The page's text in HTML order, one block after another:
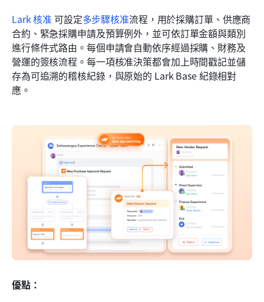
Lark 核准 可設定多步驟核准流程，用於採購訂單、供應商
合約、緊急採購申請及預算例外，並可依訂單金額與類別
進行條件式路由。每個申請會自動依序經過採購、財務及
營運的簽核流程。每一項核准決策都會加上時間戳記並儲
存為可追溯的稽核紀錄，與原始的 Lark Base 紀錄相對
應。
優點：